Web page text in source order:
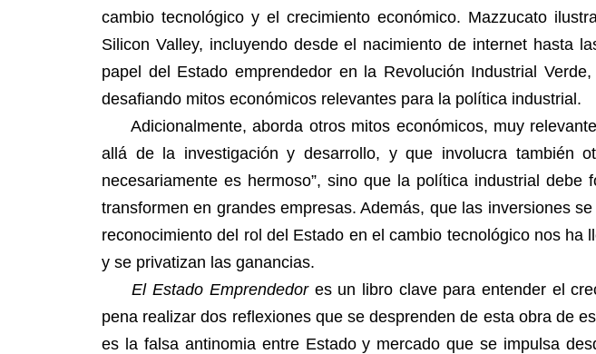
cambio tecnológico y el crecimiento económico. Mazzucato
Silicon Valley, incluyendo desde el nacimiento de internet hasta
papel del Estado emprendedor en la Revolución Industrial
desafiando mitos económicos relevantes para la política industrial.
Adicionalmente, aborda otros mitos económicos, muy
allá de la investigación y desarrollo, y que involucra también
necesariamente es hermoso”, sino que la política industrial
transformen en grandes empresas. Además, que las inversiones
reconocimiento del rol del Estado en el cambio tecnológico nos
y se privatizan las ganancias.
El Estado Emprendedores un libro clave para entender el
pena realizar dos reflexiones que se desprenden de esta obra de
es la falsa antinomia entre Estado y mercado que se impulsa